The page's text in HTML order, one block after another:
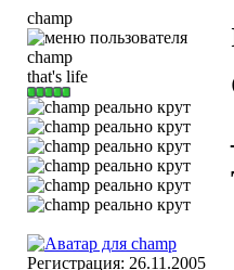
champ
that's life
Регистрация: 26.11.2005